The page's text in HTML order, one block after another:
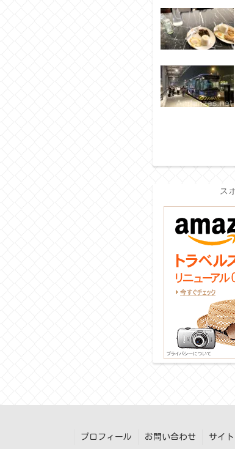
ス
プロフィール お問い合わせ サイ